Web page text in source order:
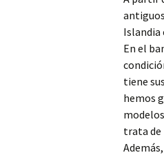
Islandia
En el
tiene
hemos
trata de